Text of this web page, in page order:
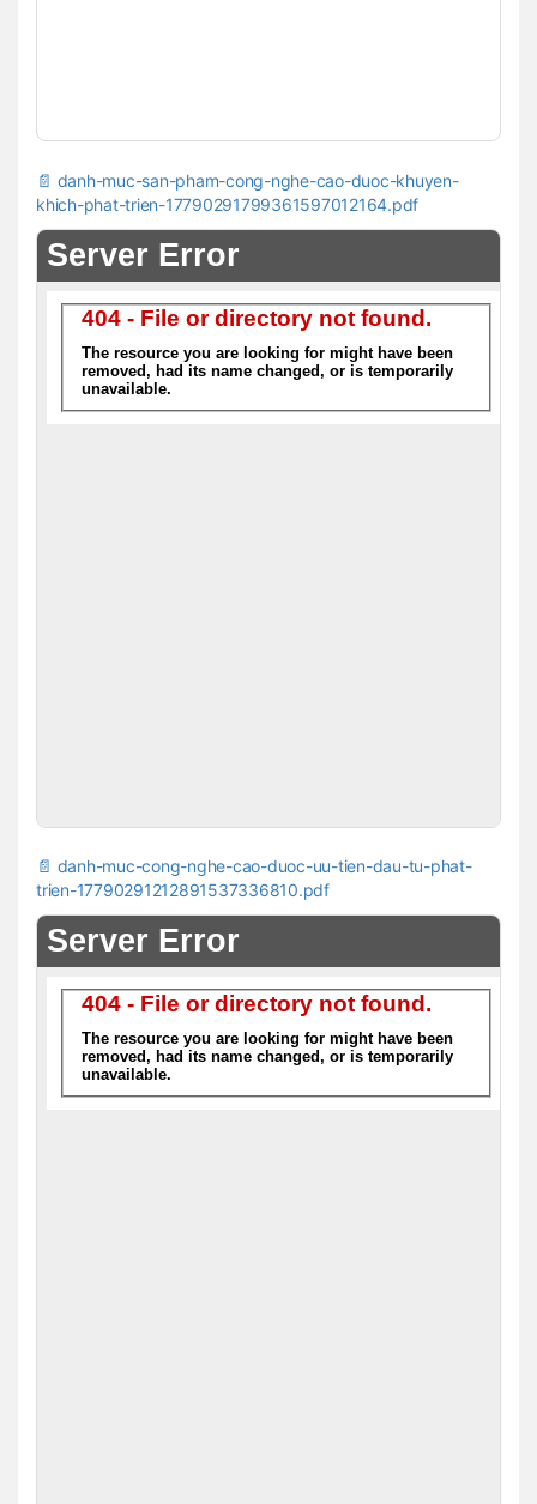
📄 danh-muc-san-pham-cong-nghe-cao-duoc-khuyen-
khich-phat-trien-17790291799361597012164.pdf
📄 danh-muc-cong-nghe-cao-duoc-uu-tien-dau-tu-phat-
trien-17790291212891537336810.pdf